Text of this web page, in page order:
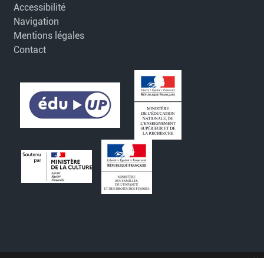
Accessibilité
Navigation
Mentions légales
Contact